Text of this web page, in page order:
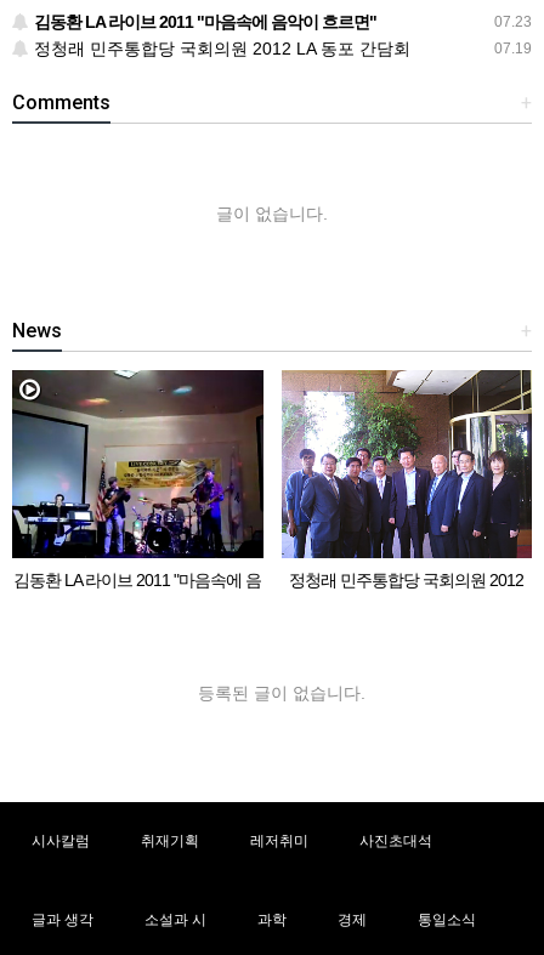
07.23
김동환 LA 라이브 2011 "마음속에 음악이 흐르면"
07.19
정청래 민주통합당 국회의원 2012 LA 동포 간담회
+
Comments
글이 없습니다.
+
News
김동환 LA 라이브 2011 "마음속에 음
정청래 민주통합당 국회의원 2012
등록된 글이 없습니다.
시사칼럼 취재기획 레저취미 사진초대석
글과 생각 소설과 시 과학 경제 통일소식